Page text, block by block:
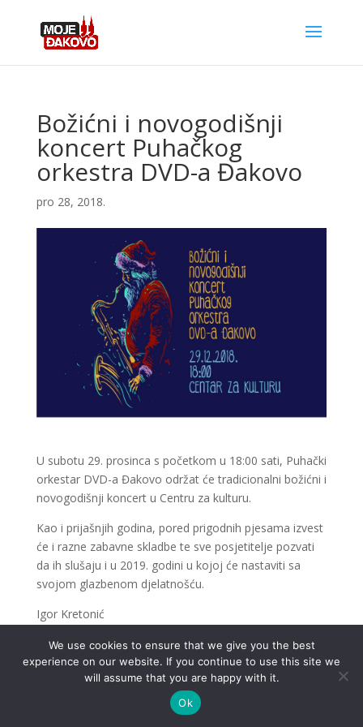
Božićni i novogodišnji
koncert Puhačkog
orkestra DVD-a Đakovo
pro 28, 2018.
U subotu 29. prosinca s početkom u 18:00 sati, Puhački
orkestar DVD-a Đakovo održat će tradicionalni božićni i
novogodišnji koncert u Centru za kulturu.
Kao i prijašnjih godina, pored prigodnih pjesama izvest
će i razne zabavne skladbe te sve posjetitelje pozvati
da ih slušaju i u 2019. godini u kojoj će nastaviti sa
svojom glazbenom djelatnošću.
Igor Kretonić
.
We use cookies to ensure that we give you the best
experience on our website. If you continue to use this site we
will assume that you are happy with it.
Ok